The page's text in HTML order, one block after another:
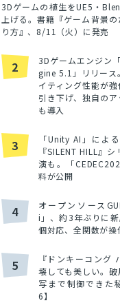
3Dゲームの植生をUE5・
上げる。書籍『ゲーム背景
り方』、8/11（火）に発売
2
3Dゲームエンジン
gine 5.1」リリース
イティング性能が
引き下げ、独自の
も導入
3
「Unity AI」によ
『SILENT HILL』
演も。「
料が公開
4
オープンソース
i」、約3年ぶりに
個対応、全関数が
5
『ドンキーコング
壊しても美しい。
写まで制御できた
6】